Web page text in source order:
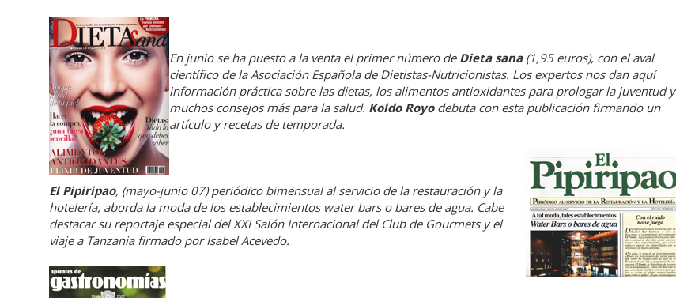
En junio se ha puesto a la venta el primer número de Dieta sana(1,95 euros), con el aval
científico de la Asociación Española de Dietistas-Nutricionistas. Los expertos nos dan aquí
información práctica sobre las dietas, los alimentos antioxidantes para prologar la juventud y
muchos consejos más para la salud. Koldo Royodebuta con esta publicación firmando un
artículo y recetas de temporada.
El Pipiripao, (mayo-junio 07) periódico bimensual al servicio de la restauración y la
hotelería, aborda la moda de los establecimientos water barso bares de agua. Cabe
destacar su reportaje especial del XXI Salón Internacional del Club de Gourmets y el
viaje a Tanzania firmado por Isabel Acevedo.